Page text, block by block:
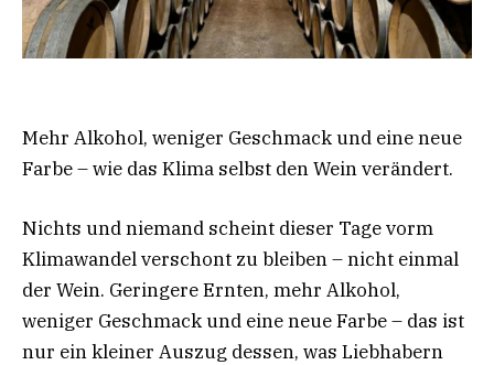
Mehr Alkohol, weniger Geschmack und eine neue
Farbe – wie das Klima selbst den Wein verändert.
Nichts und niemand scheint dieser Tage vorm
Klimawandel verschont zu bleiben – nicht einmal
der Wein. Geringere Ernten, mehr Alkohol,
weniger Geschmack und eine neue Farbe – das ist
nur ein kleiner Auszug dessen, was Liebhabern